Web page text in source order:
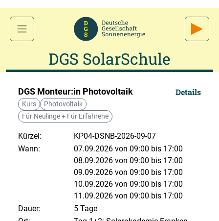
DGS SolarSchule
Details
DGS Monteur:in Photovoltaik
Kurs
Photovoltaik
Für Neulinge + Für Erfahrene
Kürzel:
KP04-DSNB-2026-09-07
Wann:
07.09.2026 von 09:00 bis 17:00
08.09.2026 von 09:00 bis 17:00
09.09.2026 von 09:00 bis 17:00
10.09.2026 von 09:00 bis 17:00
11.09.2026 von 09:00 bis 17:00
Dauer:
5 Tage